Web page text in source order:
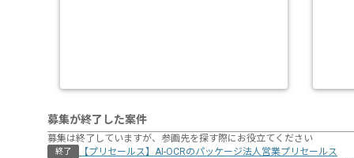
募集が終了した案件
募集は終了していますが、参画先を探す際にお役立てください
終了 【プリセールス】AI-OCRのパッケージ法人営業プリセールス